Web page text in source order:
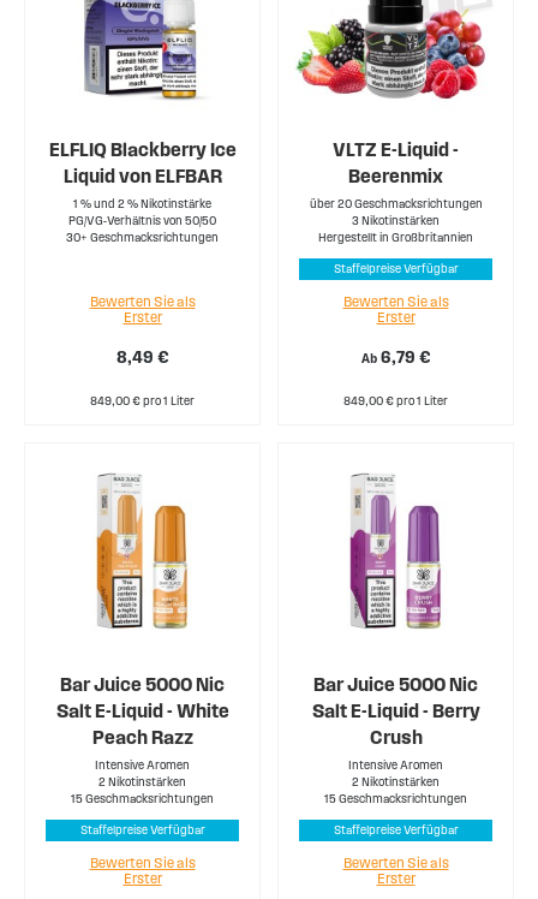
ELFLIQ Blackberry Ice
Liquid von ELFBAR
1 % und 2 % Nikotinstärke
PG/VG-Verhältnis von 50/50
30+ Geschmacksrichtungen
8,49 €
Bewerten Sie als
Erster
849,00 € pro 1 Liter
VLTZ E-Liquid -
Beerenmix
über 20 Geschmacksrichtungen
3 Nikotinstärken
Hergestellt in Großbritannien
Staffelpreise Verfügbar
Ab 6,79 €
Bewerten Sie als
Erster
849,00 € pro 1 Liter
Bar Juice 5000 Nic
Salt E-Liquid - White
Peach Razz
Intensive Aromen
2 Nikotinstärken
15 Geschmacksrichtungen
Staffelpreise Verfügbar
Bewerten Sie als
Erster
Bar Juice 5000 Nic
Salt E-Liquid - Berry
Crush
Intensive Aromen
2 Nikotinstärken
15 Geschmacksrichtungen
Staffelpreise Verfügbar
Bewerten Sie als
Erster